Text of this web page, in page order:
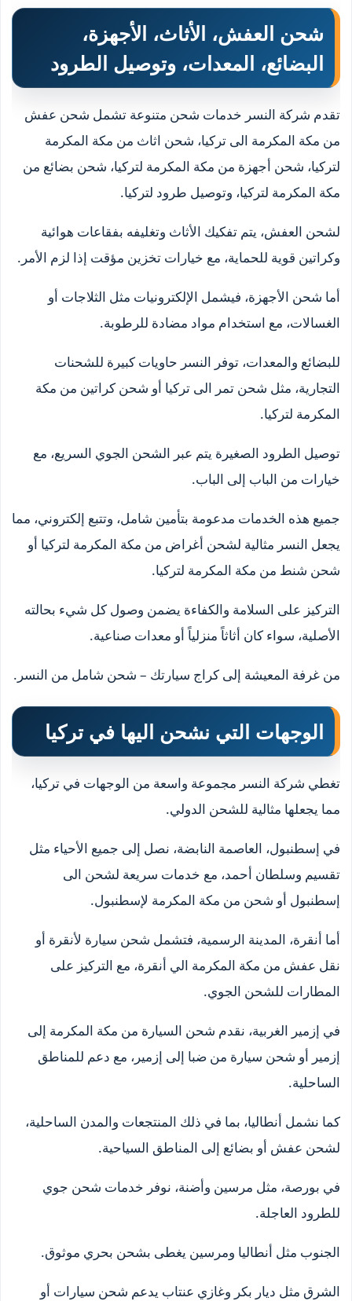
شحن العفش، الأثاث، الأجهزة،
البضائع، المعدات، وتوصيل الطرود
تقدم شركة النسر خدمات شحن متنوعة تشمل شحن عفش
من مكة المكرمة الى تركيا، شحن اثاث من مكة المكرمة
لتركيا، شحن أجهزة من مكة المكرمة لتركيا، شحن بضائع من
مكة المكرمة لتركيا، وتوصيل طرود لتركيا.
لشحن العفش، يتم تفكيك الأثاث وتغليفه بفقاعات هوائية
وكراتين قوية للحماية، مع خيارات تخزين مؤقت إذا لزم الأمر.
أما شحن الأجهزة، فيشمل الإلكترونيات مثل الثلاجات أو
الغسالات، مع استخدام مواد مضادة للرطوبة.
للبضائع والمعدات، توفر النسر حاويات كبيرة للشحنات
التجارية، مثل شحن تمر الى تركيا أو شحن كراتين من مكة
المكرمة لتركيا.
توصيل الطرود الصغيرة يتم عبر الشحن الجوي السريع، مع
خيارات من الباب إلى الباب.
جميع هذه الخدمات مدعومة بتأمين شامل، وتتبع إلكتروني، مما
يجعل النسر مثالية لشحن أغراض من مكة المكرمة لتركيا أو
شحن شنط من مكة المكرمة لتركيا.
التركيز على السلامة والكفاءة يضمن وصول كل شيء بحالته
الأصلية، سواء كان أثاثاً منزلياً أو معدات صناعية.
من غرفة المعيشة إلى كراج سيارتك – شحن شامل من النسر.
الوجهات التي نشحن اليها في تركيا
تغطي شركة النسر مجموعة واسعة من الوجهات في تركيا،
مما يجعلها مثالية للشحن الدولي.
في إسطنبول، العاصمة النابضة، نصل إلى جميع الأحياء مثل
تقسيم وسلطان أحمد، مع خدمات سريعة لشحن الى
إسطنبول أو شحن من مكة المكرمة لإسطنبول.
أما أنقرة، المدينة الرسمية، فتشمل شحن سيارة لأنقرة أو
نقل عفش من مكة المكرمة الي أنقرة، مع التركيز على
المطارات للشحن الجوي.
في إزمير الغربية، نقدم شحن السيارة من مكة المكرمة إلى
إزمير أو شحن سيارة من ضبا إلى إزمير، مع دعم للمناطق
الساحلية.
كما نشمل أنطاليا، بما في ذلك المنتجعات والمدن الساحلية،
لشحن عفش أو بضائع إلى المناطق السياحية.
في بورصة، مثل مرسين وأضنة، نوفر خدمات شحن جوي
للطرود العاجلة.
الجنوب مثل أنطاليا ومرسين يغطى بشحن بحري موثوق.
الشرق مثل ديار بكر وغازي عنتاب يدعم شحن سيارات أو